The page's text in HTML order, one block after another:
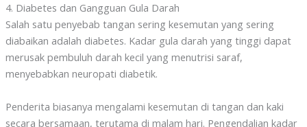
4. Diabetes dan Gangguan Gula Darah
Salah satu penyebab tangan sering kesemutan yang sering
diabaikan adalah diabetes. Kadar gula darah yang tinggi dapat
merusak pembuluh darah kecil yang menutrisi saraf,
menyebabkan neuropati diabetik.
Penderita biasanya mengalami kesemutan di tangan dan kaki
secara bersamaan, terutama di malam hari. Pengendalian kadar